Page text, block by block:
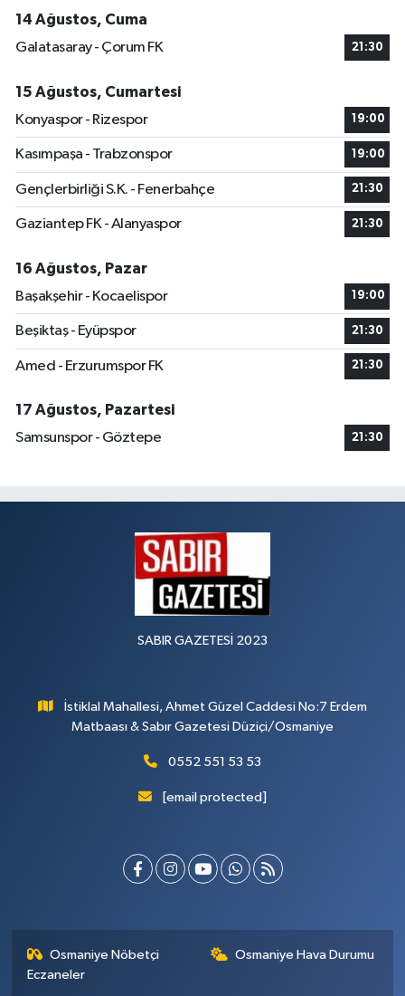
14 Ağustos, Cuma
Galatasaray - Çorum FK
21:30
15 Ağustos, Cumartesi
Konyaspor - Rizespor
19:00
Kasımpaşa - Trabzonspor 19:00
Gençlerbirliği S.K. - Fenerbahçe 21:30
Gaziantep FK - Alanyaspor 21:30
16 Ağustos, Pazar
Başakşehir - Kocaelispor
19:00
Beşiktaş - Eyüpspor 21:30
Amed - Erzurumspor FK 21:30
17 Ağustos, Pazartesi
Samsunspor - Göztepe
21:30
SABIR GAZETESİ 2023
İstiklal Mahallesi, Ahmet Güzel Caddesi No:7 Erdem
Matbaası & Sabır Gazetesi Düziçi/Osmaniye
0552 551 53 53
[email protected]
Osmaniye Nöbetçi
Eczaneler
Osmaniye Hava Durumu